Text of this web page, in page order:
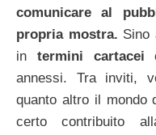
comunicare al
propria mostra. Sino
in termini cartacei
annessi. Tra inviti,
quanto altro il mondo
certo contribuito